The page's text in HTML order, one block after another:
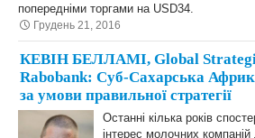
попередніми торгами на USD34.
Грудень 21, 2016
КЕВІН БЕЛЛАМІ, Global
Rabobank: Суб-Сахарська
за умови правильної стратегії
Останні кілька років
інтерес молочних компаній